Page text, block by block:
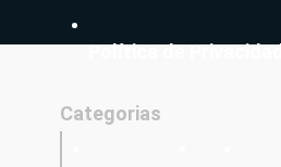
Política de
Categorias